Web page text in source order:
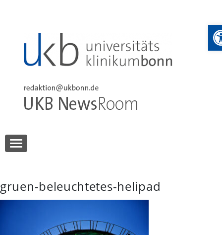
UKB NewsRoom
gruen-beleuchtetes-helipad